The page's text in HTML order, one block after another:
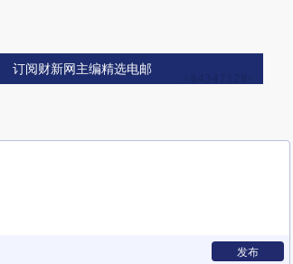
订阅财新网主编精选电邮
发布